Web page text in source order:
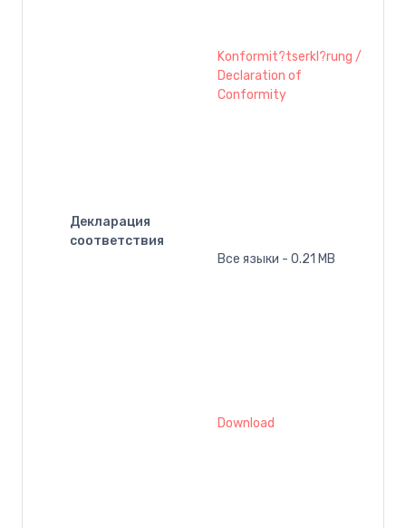
Декларация
соответствия
Konformit?tserkl?rung /
Declaration of
Conformity
Все языки - 0.21 MB
Download